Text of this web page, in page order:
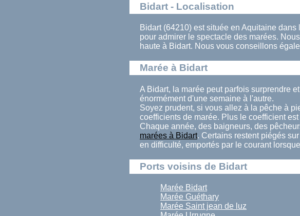
Bidart - Localisation
Bidart (64210) est située en Aquitaine
pour admirer le spectacle des marées.
haute à Bidart. Nous vous conseillons
Marée à Bidart
A Bidart, la marée peut parfois surprendre
énormément d'une semaine à l'autre.
Soyez prudent, si vous allez à la pêche à
coefficients de marée. Plus le coefficient
Chaque année, des baigneurs, des
marées à Bidart. Certains restent piégés
en difficulté, emportés par le courant
Ports voisins de Bidart
Marée Bidart
Marée Guéthary
Marée Saint jean de luz